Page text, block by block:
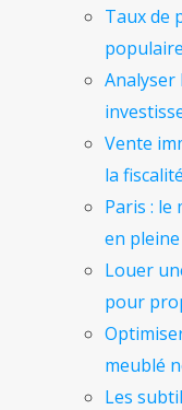
Taux de
populaire
Analyser
Vente
la
Paris : le
en
Louer
pour
meublé
Les